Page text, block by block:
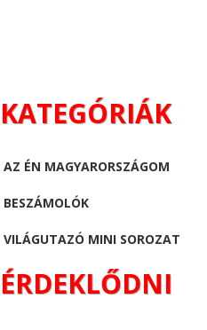
KATEGÓRIÁK
AZ ÉN MAGYARORSZÁGOM
BESZÁMOLÓK
VILÁGUTAZÓ MINI SOROZAT
ÉRDEKLŐDNI